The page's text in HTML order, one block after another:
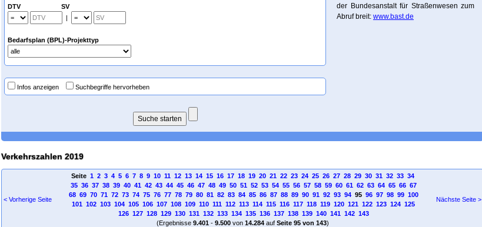
DTV SV
|
Bedarfsplan (BPL)-Projekttyp
Infos anzeigen Suchbegriffe hervorheben
der Bundesanstalt für Straßenwesen zum
Abruf breit: www.bast.de
Verkehrszahlen 2019
< Vorherige Seite
Seite 1 2 3 4 5 6 7 8 9 10 11 12 13 14 15 16 17 18 19 20 21 22 23 24 25 26 27 28 29 30 31 32 33 34
35 36 37 38 39 40 41 42 43 44 45 46 47 48 49 50 51 52 53 54 55 56 57 58 59 60 61 62 63 64 65 66 67
68 69 70 71 72 73 74 75 76 77 78 79 80 81 82 83 84 85 86 87 88 89 90 91 92 93 9495 96 97 98 99 100
101 102 103 104 105 106 107 108 109 110 111 112 113 114 115 116 117 118 119 120 121 122 123 124 125
126 127 128 129 130 131 132 133 134 135 136 137 138 139 140 141 142 143
(Ergebnisse 9.401- 9.500von 14.284auf Seite 95 von 143)
Nächste Seite >